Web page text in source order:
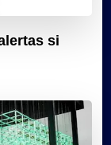
si